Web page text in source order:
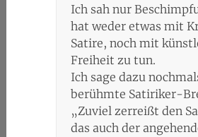
Ich sah nur
hat weder etwas mit
Satire, noch mit
Freiheit zu tun.
Ich sage dazu
berühmte Satiriker-
„Zuviel zerreißt den
das auch der